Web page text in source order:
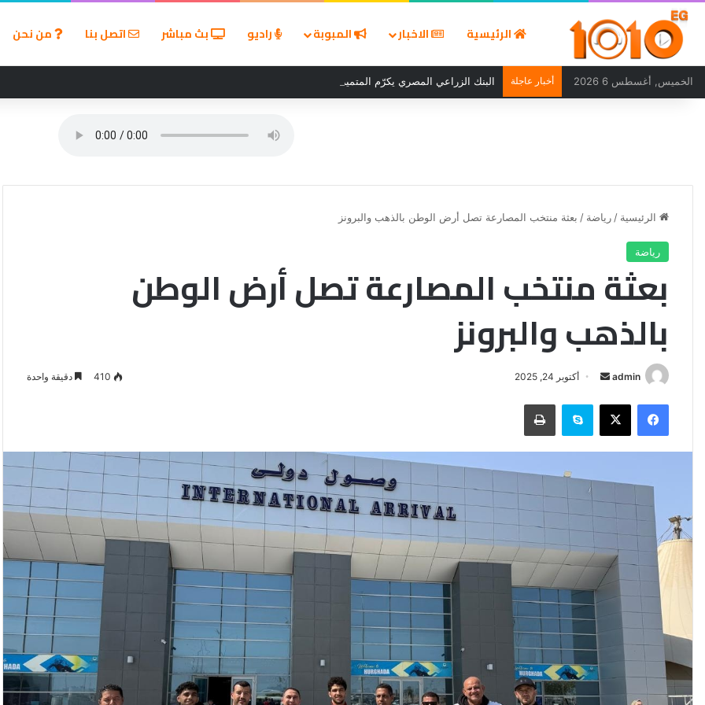
الرئيسية الاخبار المبوبة راديو بث مباشر اتصل بنا من نحن
الخميس, أغسطس 6 2026 أخبار عاجلة البنك الزراعي المصري يكرّم المتميزين في مسابقة القروض الشخصية بعد نتائج قوية بالربع الأول من 2026
الرئيسية / رياضة / بعثة منتخب المصارعة تصل أرض الوطن بالذهب والبرونز
رياضة
بعثة منتخب المصارعة تصل أرض الوطن
بالذهب والبرونز
admin
أرسل
إلكترونيا
أكتوبر 24, 2025 410 دقيقة واحدة
فيسبوك ‫X سكايب طباعة